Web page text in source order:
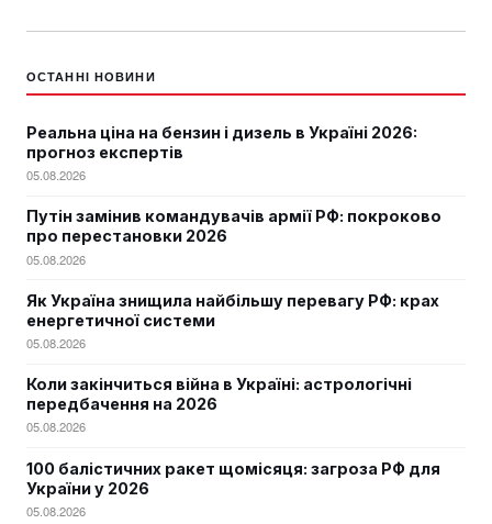
ОСТАННІ НОВИНИ
Реальна ціна на бензин і дизель в Україні 2026:
прогноз експертів
05.08.2026
Путін замінив командувачів армії РФ: покроково
про перестановки 2026
05.08.2026
Як Україна знищила найбільшу перевагу РФ: крах
енергетичної системи
05.08.2026
Коли закінчиться війна в Україні: астрологічні
передбачення на 2026
05.08.2026
100 балістичних ракет щомісяця: загроза РФ для
України у 2026
05.08.2026